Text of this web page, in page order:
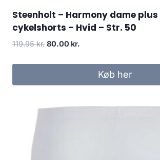
Steenholt – Harmony dame plus
cykelshorts – Hvid – Str. 50
119.95kr. Original
was:
80.00 kr.
is:
80.00 kr..Køb her